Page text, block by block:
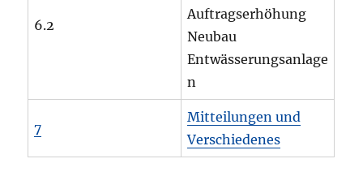
6.2
Auftragserhöhung
Neubau
Entwässerungsanlage
n
7
Mitteilungen und
Verschiedenes